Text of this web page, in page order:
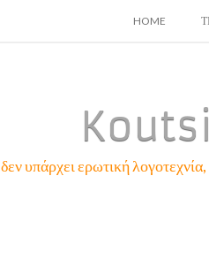
SKIP
HOME
δεν υπάρχει ερωτική